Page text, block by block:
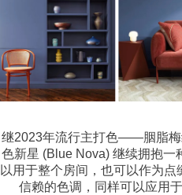
继2023年流行主打色——胭脂梅
色新星 (Blue Nova) 继续拥抱一
以用于整个房间，也可以作为
信赖的色调，同样可以应用